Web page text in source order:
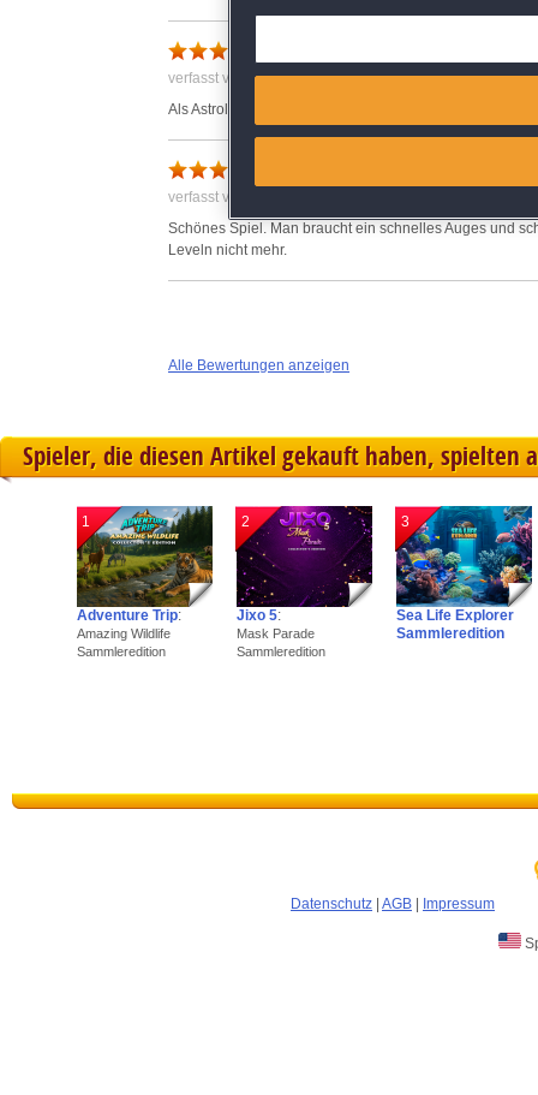
verfasst von Beatrix am 27.07.2011 um 23:36
Als Astrologie-Fan bin ich von dem Spiel begeistert!
verfasst von Katja am 14.10.2011 um 10:48
Schönes Spiel. Man braucht ein schnelles Auges und
Leveln nicht mehr.
Alle Bewertungen anzeigen
Spieler, die diesen Artikel gekauft haben, spielten
1
Adventure Trip:
Amazing Wildlife
Sammleredition
2
Jixo 5:
Mask Parade
Sammleredition
3
Sea Life Explorer
Sammleredition
Datenschutz AGB Impressum